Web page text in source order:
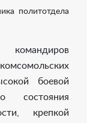
политотдела
боевой
состояния
крепкой